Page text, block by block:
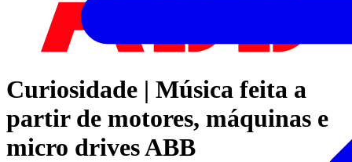
Curiosidade | Música feita a
partir de motores, máquinas e
micro drives ABB